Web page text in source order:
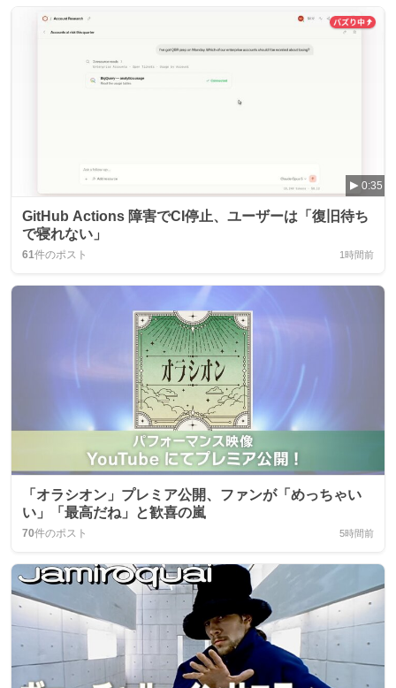
0:35
GitHub Actions 障害でCI停止、ユーザーは「復旧待ち
で寝れない」
61件のポスト 1時間前
「オラシオン」プレミア公開、ファンが「めっちゃい
い」「最高だね」と歓喜の嵐
70件のポスト 5時間前